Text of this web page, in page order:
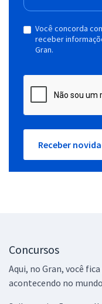
Você concorda
receber
Gran.
Receber
Concursos
Aqui, no Gran, você
acontecendo no